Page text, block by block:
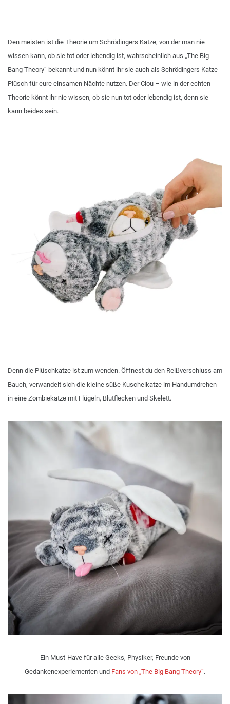
Den meisten ist die Theorie um Schrödingers Katze, von der man nie
wissen kann, ob sie tot oder lebendig ist, wahrscheinlich aus „The Big
Bang Theory“ bekannt und nun könnt ihr sie auch als Schrödingers Katze
Plüsch für eure einsamen Nächte nutzen. Der Clou – wie in der echten
Theorie könnt ihr nie wissen, ob sie nun tot oder lebendig ist, denn sie
kann beides sein.
Denn die Plüschkatze ist zum wenden. Öffnest du den Reißverschluss am
Bauch, verwandelt sich die kleine süße Kuschelkatze im Handumdrehen
in eine Zombiekatze mit Flügeln, Blutflecken und Skelett.
Ein Must-Have für alle Geeks, Physiker, Freunde von
Gedankenexperiementen und Fans von „The Big Bang Theory“.